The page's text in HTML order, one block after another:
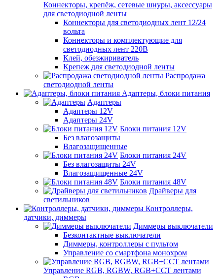
Коннекторы, крепёж, сетевые шнуры, аксессуары
для светодиодной ленты
Коннекторы для светодиодных лент 12/24
вольта
Коннекторы и комплектующие для
светодиодных лент 220В
Клей, обезжириватель
Крепеж для светодиодной ленты
Распродажа
светодиодной ленты
Адаптеры, блоки питания
Адаптеры
Адаптеры 12V
Адаптеры 24V
Блоки питания 12V
Без влагозащиты
Влагозащищенные
Блоки питания 24V
Без влагозащиты 24V
Влагозащищенные 24V
Блоки питания 48V
Драйверы для
светильников
Контроллеры,
датчики, диммеры
Диммеры выключатели
Безконтактные выключатели
Диммеры, контроллеры с пультом
Управление со смартфона монохром
Управление RGB, RGBW, RGB+CCT лентами